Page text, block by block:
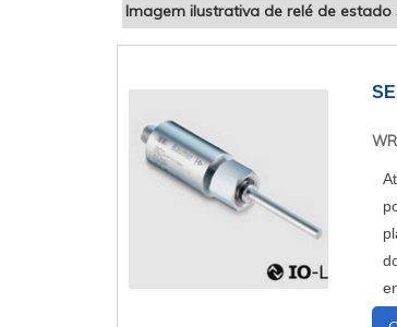
Imagem ilustrativa de relé de estado